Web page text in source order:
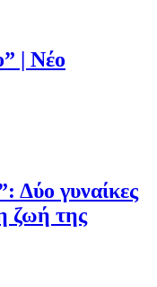
| Νέο
Δύο γυναίκες
ζωή της